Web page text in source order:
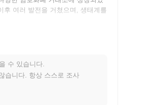
후 여러 발전을 거쳤으며, 생태계를
음 업그레이드는 보안 기능을 강
. 또한, 커뮤니티는 분산형 금융
향후 계획에는 BankCoin의 실제
화폐 환경에서의 관련성을 보장
.
수 있습니다.
습니다. 항상 스스로 조사